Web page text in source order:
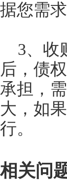
据您需
3、收
后，债
承担，
大，如
行。
相关问